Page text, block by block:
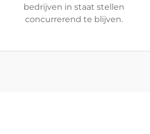
bedrijven in staat stellen
concurrerend te blijven.